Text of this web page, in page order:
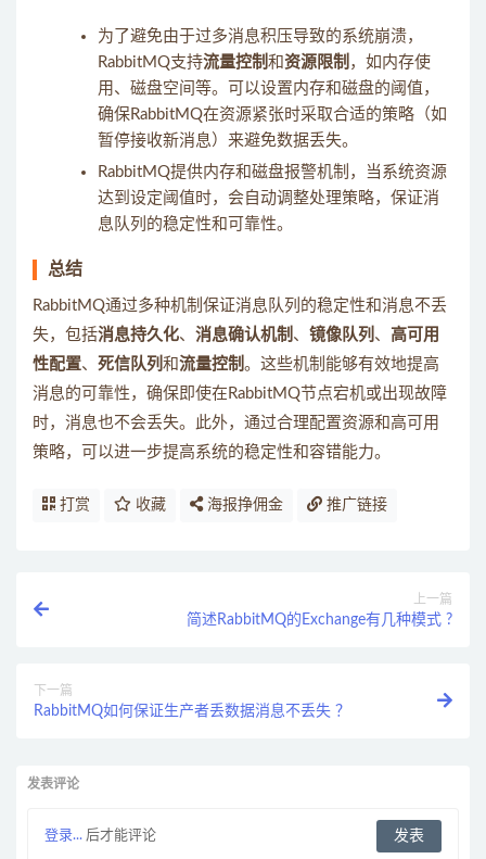
为了避免由于过多消息积压导致的系统崩溃，
RabbitMQ支持流量控制 和资源限制 ，如内存使
用、磁盘空间等。可以设置内存和磁盘的阈值，
确保RabbitMQ在资源紧张时采取合适的策略（如
暂停接收新消息）来避免数据丢失。
RabbitMQ提供内存和磁盘报警机制，当系统资源
达到设定阈值时，会自动调整处理策略，保证消
息队列的稳定性和可靠性。
总结
RabbitMQ通过多种机制保证消息队列的稳定性和消息不丢
失，包括消息持久化、 消息确认机制 、 镜像队列 、 高可用
性配置、 死信队列 和流量控制 。这些机制能够有效地提高
消息的可靠性，确保即使在RabbitMQ节点宕机或出现故障
时，消息也不会丢失。此外，通过合理配置资源和高可用
策略，可以进一步提高系统的稳定性和容错能力。
打赏 收藏 海报挣佣金 推广链接
上一篇
简述RabbitMQ的Exchange有几种模式 ?
下一篇
RabbitMQ如何保证生产者丢数据消息不丢失 ？
发表评论
登录... 后才能评论